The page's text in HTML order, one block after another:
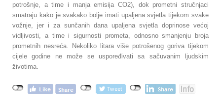
potrošnje, a time i manja emisija CO2), dok prometni stručnjaci
smatraju kako je svakako bolje imati upaljena svjetla tijekom svake
vožnje, jer i za sunčanih dana upaljena svjetla doprinose većoj
vidljivosti, a time i sigurnosti prometa, odnosno smanjenju broja
prometnih nesreća. Nekoliko litara više potrošenog goriva tijekom
cijele godine ne može se uspoređivati sa sačuvanim ljudskim
životima.